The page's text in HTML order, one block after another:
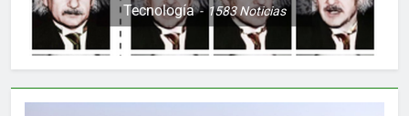
Tecnología 1583Noticias